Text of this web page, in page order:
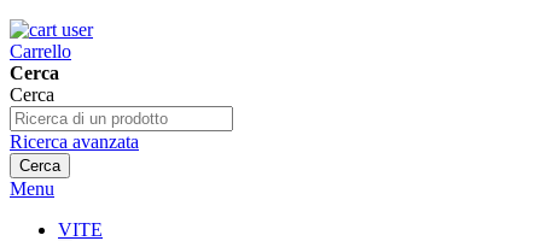
Carrello
Cerca
Cerca
Ricerca avanzata
Cerca
Menu
VITE